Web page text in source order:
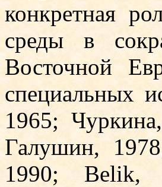
конкретная
среды в
Восточной
специальных
1965;
Галушин,
1990; Belik,